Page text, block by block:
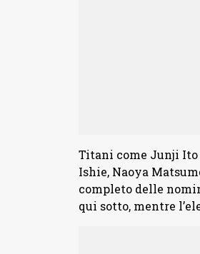
Titani come Junji
Ishie, Naoya
completo delle
qui sotto, mentre